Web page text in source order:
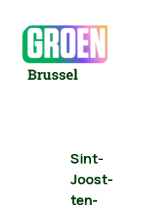
Sint-
Joost-
ten-